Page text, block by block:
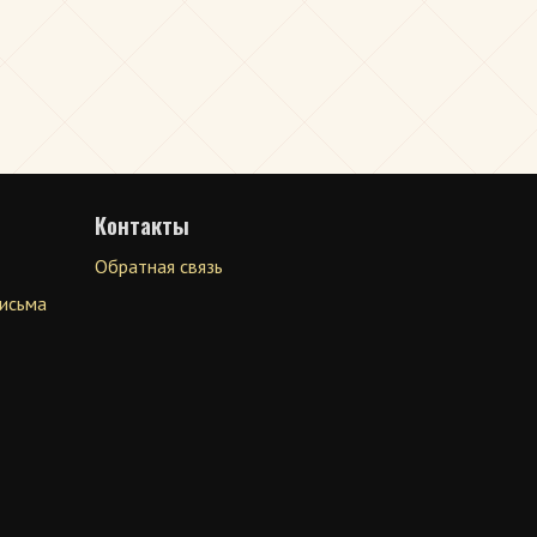
Контакты
Обратная связь